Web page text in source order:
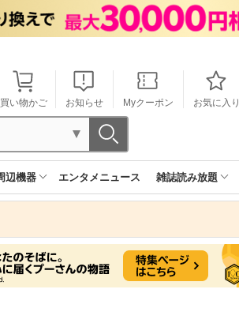
買い物かご お知らせ Myクーポン お気に入り
辺機器 エンタメニュース 雑誌読み放題